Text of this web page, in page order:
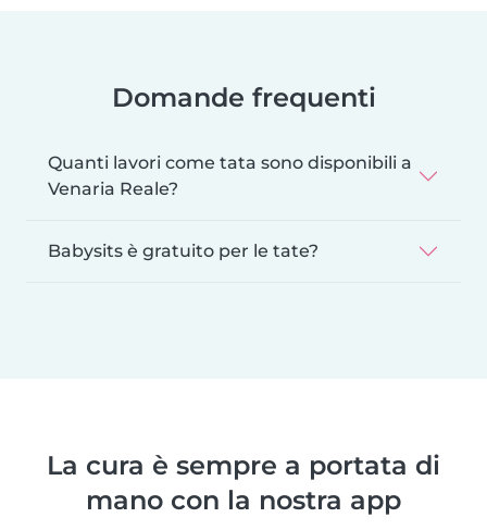
Domande frequenti
Quanti lavori come tata sono disponibili a
Venaria Reale?
Babysits è gratuito per le tate?
La cura è sempre a portata di
mano con la nostra app